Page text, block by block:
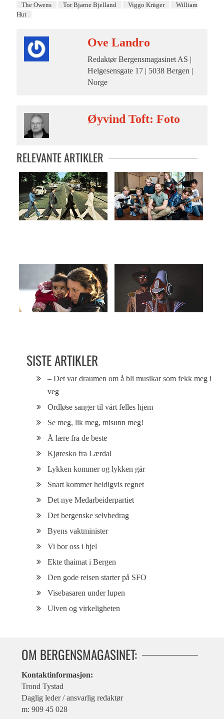
The Owens
Tor Bjarne Bjelland Viggo Krüger
William
Hut
Ove Landro
Redaktør Bergensmagasinet AS |
Helgesensgate 17 | 5038 Bergen |
Norge
Øyvind Toft: Foto
RELEVANTE ARTIKLER
SISTE ARTIKLER
– Det var draumen om å bli musikar som fekk meg i
veg
Ordløse sanger til vårt felles hjem
Se meg, lik meg, misunn meg!
Å lære fra de beste
Kjøresko fra Lærdal
Lykken kommer og lykken går
Snart kommer heldigvis regnet
Det nye Medarbeiderpartiet
Det bergenske selvbedrag
Byens vaktminister
Vi bor oss i hjel
Ekte thaimat i Bergen
Den gode reisen starter på SFO
Visebasaren under lupen
Ulven og virkeligheten
OM BERGENSMAGASINET:
Kontaktinformasjon:
Trond Tystad
Daglig leder / ansvarlig redaktør
m: 909 45 028